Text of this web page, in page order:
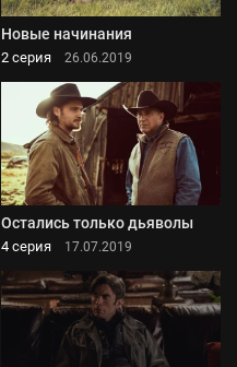
Новые начинания
2 серия 26.06.2019
Остались только дьяволы
4 серия 17.07.2019